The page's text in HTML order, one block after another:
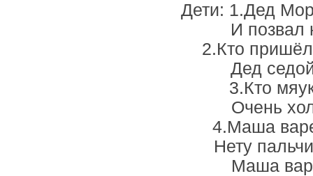
Дети: 1.Дед
И позвал
2.Кто
Дед
3.Кто
Очень
4.Маша
Нету
Маша